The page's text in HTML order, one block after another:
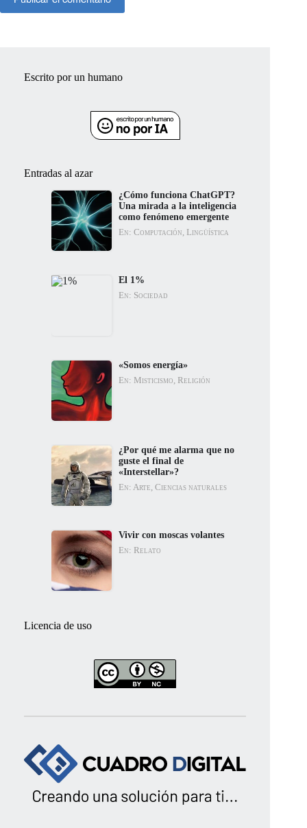
Escrito por un humano
Entradas al azar
¿Cómo funciona ChatGPT?
Una mirada a la inteligencia
como fenómeno emergente
En: Computación, Lingüística
El 1%
En: Sociedad
«Somos energía»
En: Misticismo, Religión
¿Por qué me alarma que no
guste el final de
«Interstellar»?
En: Arte, Ciencias naturales
Vivir con moscas volantes
En: Relato
Licencia de uso